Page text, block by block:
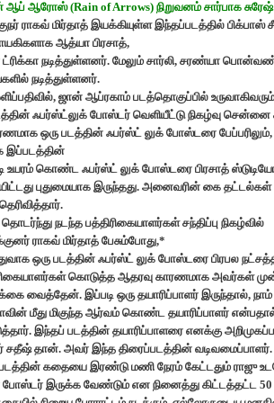
ஆரோஸ் (Rain of Arrows) நிறுவனம் சார்பாக சுரேஷ்
ராகவ் மிர்தாத் இயக்கியுள்ள இந்தப்படத்தில்
ஆத்யா பிரசாத்,
நடித்துள்ளனர். மேலும் சார்லி, சரண்யா
நடித்துள்ளனர்.
ஜான் ஆப்ரகாம் படத்தொகுப்பில்
ஃபர்ஸ்ட்லுக் போஸ்டர் வெளியீட்டு நிகழ்வு சென்னை
ஒரு படத்தின் ஃபர்ஸ்ட் லுக் போஸ்டரை
இப்படத்தின்
உயரம் கொண்ட ஃபர்ஸ்ட் லுக் போஸ்டரை பிரசாத் ஸ்டுடியோ
புதுமையாக இருந்தது. அனைவரின் கை
நடந்த பத்திரிகையாளர்கள் சந்திப்பு நிகழ்வில்
ராகவ் மிர்தாத் பேசும்போது,*
ஒரு படத்தின் ஃபர்ஸ்ட் லுக் போஸ்டரை பிரபல
கொடுத்த ஆதரவு காரணமாக அவர்கள்
வைத்தேன். இப்படி ஒரு தயாரிப்பாளர் இருந்தால்,
மீது மிகுந்த ஆர்வம் கொண்ட தயாரிப்பாளர்
இந்தப் படத்தின் தயாரிப்பாளரை எனக்கு
சதீஷ் தான். அவர் இந்த திரைப்படத்தின் வடிவமைப்பாளர்.
கதையை இரண்டு மணி நேரம் கேட்டதும் ராஜு
இருக்க வேண்டும் என நினைத்து கிட்டத்தட்ட